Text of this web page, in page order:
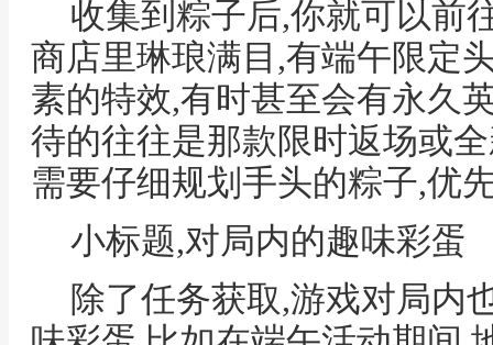
收集到粽子后,你就可以前
商店里琳琅满目,有端午限定
素的特效,有时甚至会有永久
待的往往是那款限时返场或
需要仔细规划手头的粽子,优
小标题,对局内的趣味彩蛋
除了任务获取,游戏对局内